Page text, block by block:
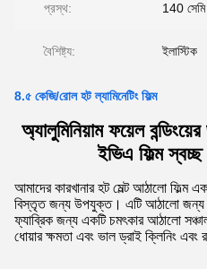
প্রস্থ: 140 সেমি
বৈশিষ্ট্য: ইলাস্টিক
8.৫ কেজি/রোল হট ল্যামিনেটিং ফিল্ম
অ্যালুমিনিয়াম ফয়েল
ইভিএ ফিল্ম স্বচ্ছ
আমাদের কারখানার হট মেল্ট আঠালো ফিল্ম
বিস্তৃত জন্য উপযুক্ত। এটি আঠালো জন্য
ফ্যাব্রিক জন্য একটি চমৎকার আঠালো
ধোয়ার ক্ষমতা এবং ভাল ড্রাই ক্লিনিং